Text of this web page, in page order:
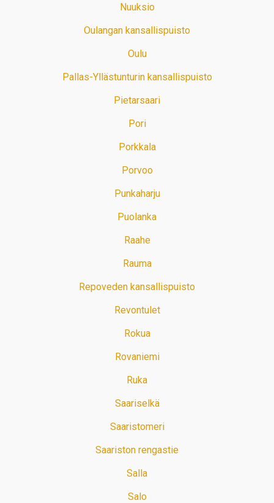
Nuuksio
Oulangan kansallispuisto
Oulu
Pallas-Yllästunturin kansallispuisto
Pietarsaari
Pori
Porkkala
Porvoo
Punkaharju
Puolanka
Raahe
Rauma
Repoveden kansallispuisto
Revontulet
Rokua
Rovaniemi
Ruka
Saariselkä
Saaristomeri
Saariston rengastie
Salla
Salo